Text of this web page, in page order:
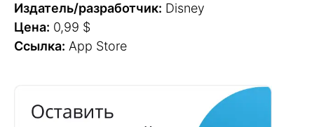
Издатель/разработчик: Disney
Цена: 0,99 $
Ссылка: App Store